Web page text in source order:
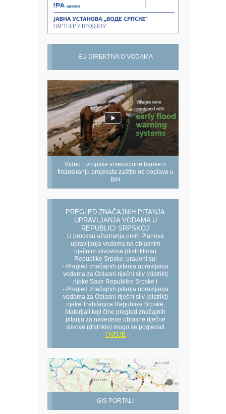
EU DIREKTIVA O VODAMA
Video Evropske investicione banke o
finansiranju projekata zaštite od poplava u
BiH
PREGLED ZNAČAJNIH PITANJA
UPRAVLJANJA VODAMA U
REPUBLICI SRPSKOJ
U procesu ažuriranja prvih Planova
upravljanja vodama na oblasnim
riječnim slivovima (distriktima)
Republike Srpske, urađeni su:
- Pregled značajnih pitanja upravljanja
vodama za Oblasni riječni sliv (distrikt)
rijeke Save Republike Srpske i
- Pregled značajnih pitanja upravljanja
vodama za Oblasni riječni sliv (distrikt)
rijeke Trebišnjice Republike Srpske.
Materijali koji čine pregled značajnih
pitanja za navedene oblasne riječne
slivove (distrikte) mogu se pogledati
OVDJE
GIS PORTALI